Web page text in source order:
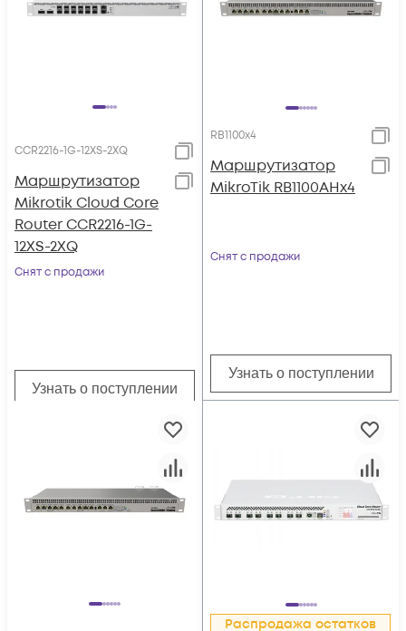
CCR2216-1G-12XS-2XQ
Маршрутизатор
Mikrotik Cloud Core
Router CCR2216-1G-
12XS-2XQ
Снят с продажи
Узнать о поступлении
RB1100x4
Маршрутизатор
MikroTik RB1100AHx4
Снят с продажи
Узнать о поступлении
Распродажа остатков